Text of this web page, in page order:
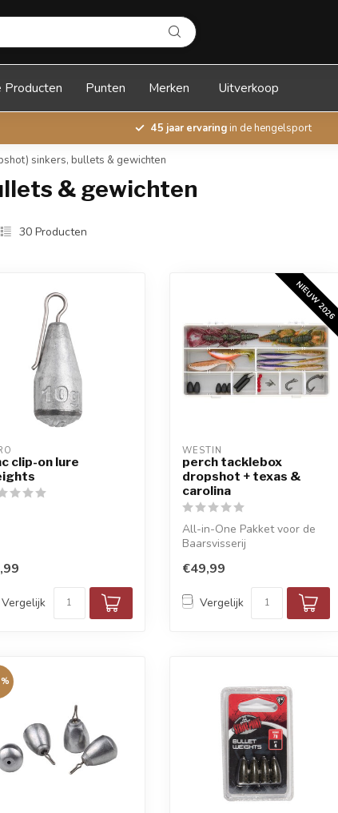
Producten Punten Merken Uitverkoop
45 jaar ervaringin de hengelsport
sinkers, bullets & gewichten
& gewichten
30 Producten
clip-on lure
Vergelijk
NIEUW 2026
WESTIN
perch tacklebox
dropshot + texas &
carolina
All-in-One Pakket voor de
Baarsvisserij
€49,99
Vergelijk